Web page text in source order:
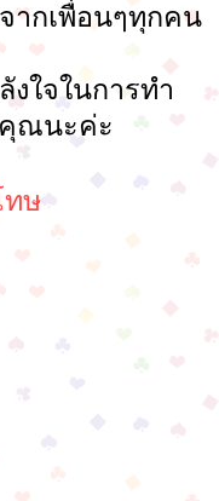
ากเพื่อนๆทุกคน
ใจในการทำ
ณนะค่ะ
ทษ